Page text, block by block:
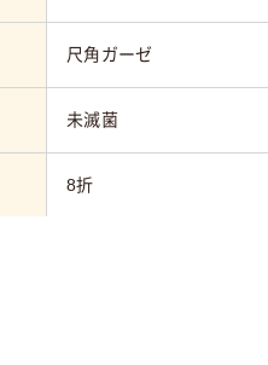
尺角ガーゼ
未滅菌
8折